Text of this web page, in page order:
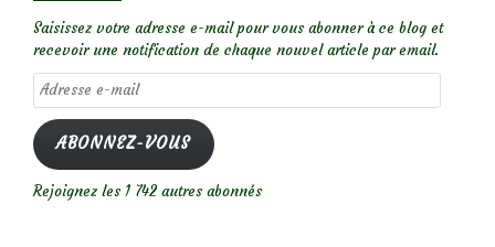
Saisissez votre adresse e-mail pour vous abonner à ce blog et
recevoir une notification de chaque nouvel article par email.
Adresse
e-
mail
ABONNEZ-VOUS
Rejoignez les 1 742 autres abonnés